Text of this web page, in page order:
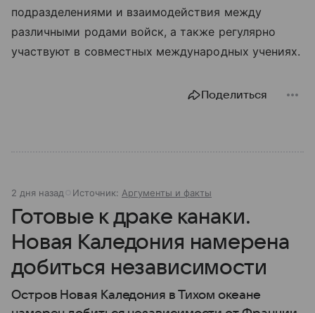
подразделениями и взаимодействия между
различными родами войск, а также регулярно
участвуют в совместных международных учениях.
Поделиться
2 дня назад Источник: Аргументы и факты
Готовые к драке канаки.
Новая Каледония намерена
добиться независимости
Остров Новая Каледония в Тихом океане